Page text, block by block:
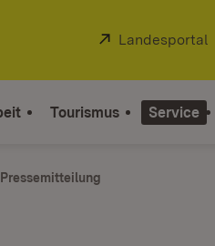
Extern:
Landesportal
Tourismus Service
Pressemitteilung